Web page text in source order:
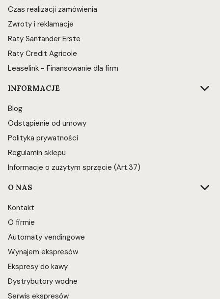
Czas realizacji zamówienia
Zwroty i reklamacje
Raty Santander Erste
Raty Credit Agricole
Leaselink - Finansowanie dla firm
INFORMACJE
Blog
Odstąpienie od umowy
Polityka prywatności
Regulamin sklepu
Informacje o zużytym sprzęcie (Art.37)
O NAS
Kontakt
O firmie
Automaty vendingowe
Wynajem ekspresów
Ekspresy do kawy
Dystrybutory wodne
Serwis ekspresów